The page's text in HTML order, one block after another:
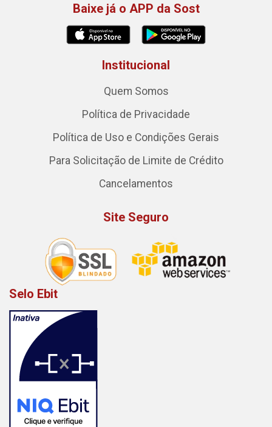
Baixe já o APP da Sost
Institucional
Quem Somos
Política de Privacidade
Política de Uso e Condições Gerais
Para Solicitação de Limite de Crédito
Cancelamentos
Site Seguro
Selo Ebit